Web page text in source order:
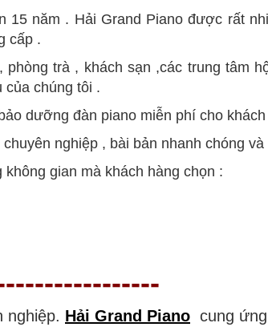
năm . Hải Grand Piano được rất
cấp .
trà , khách sạn ,các trung tâm
chúng tôi .
dưỡng đàn piano miễn phí cho
nghiệp , bài bản nhanh chóng và
gian mà khách hàng chọn :
nghiệp. Hải Grand Piano cung